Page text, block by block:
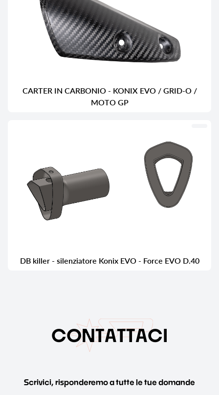
CARTER IN CARBONIO - KONIX EVO / GRID-O /
MOTO GP
DB killer - silenziatore Konix EVO - Force EVO D.40
CONTATTACI
Scrivici, risponderemo a tutte le tue domande